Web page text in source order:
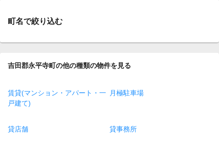
町名で絞り込む
吉田郡永平寺町の他の種類の物件を見る
賃貸(マンション・アパート・一
戸建て)
月極駐車場
貸店舗 貸事務所